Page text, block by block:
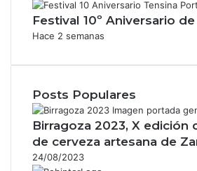
Festival 10º Aniversario
Hace 2 semanas
Posts Populares
Birragoza 2023, X edición
de cerveza artesana de
24/08/2023